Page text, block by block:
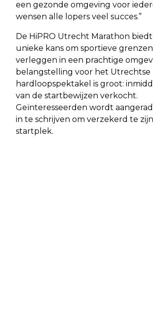
een gezonde omgeving voor
wensen alle lopers veel succes.”
De HiPRO Utrecht Marathon
unieke kans om sportieve
verleggen in een prachtige
belangstelling voor het Utrechtse
hardloopspektakel is groot:
van de startbewijzen verkocht.
Geïnteresseerden wordt
in te schrijven om verzekerd te
startplek.